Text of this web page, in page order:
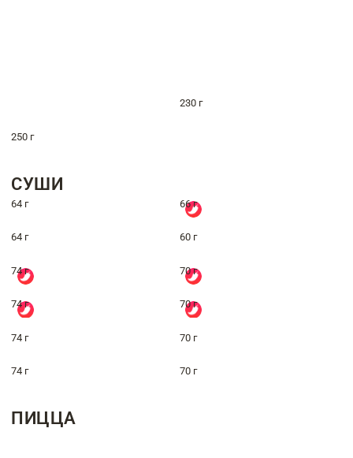
230 г
250 г
СУШИ
64 г 66 г
64 г 60 г
74 г 70 г
74 г 70 г
74 г 70 г
74 г 70 г
ПИЦЦА